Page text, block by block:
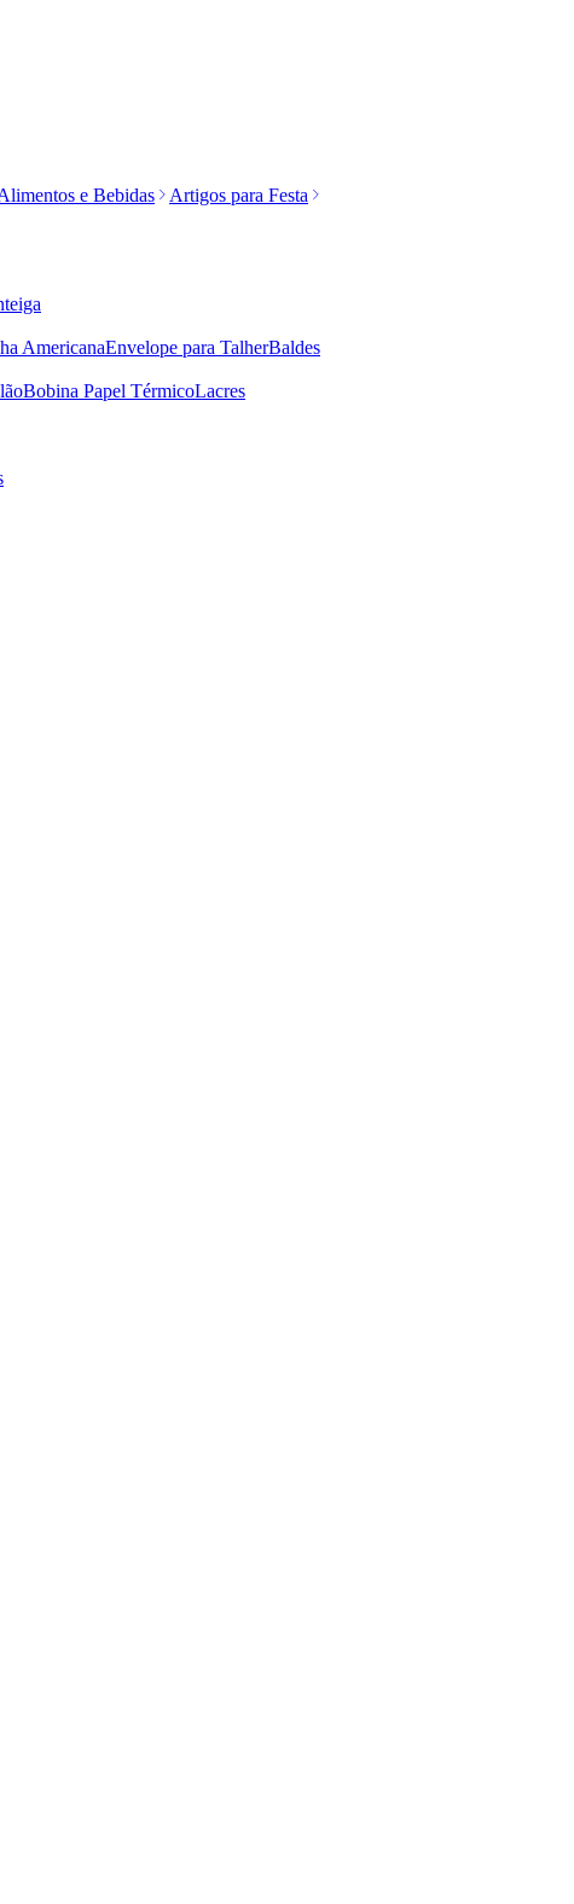
e Bebidas
Artigos para Festa
AmericanaEnvelope para TalherBaldes
Bobina Papel TérmicoLacres